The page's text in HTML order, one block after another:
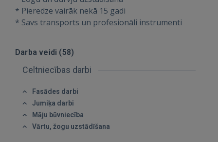
* Pieredze vairāk nekā 15 gadi
* Savs transports un profesionāli instrumenti
Darba veidi (58)
Celtniecības darbi
Fasādes darbi
Jumiķa darbi
Māju būvniecība
Vārtu, žogu uzstādīšana